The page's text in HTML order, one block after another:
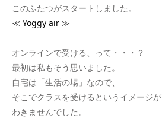
このふたつがスタートしました。
≪ Yoggy air ≫
オンラインで受ける、って・・・？
最初は私もそう思いました。
自宅は「生活の場」なので、
そこでクラスを受けるというイメージが
わきませんでした。